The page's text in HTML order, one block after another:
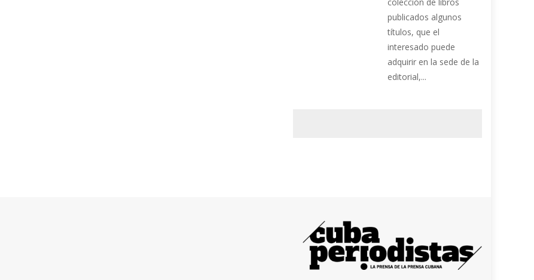
colección de libros
publicados algunos
títulos, que el
interesado puede
adquirir en la sede de la
editorial,...